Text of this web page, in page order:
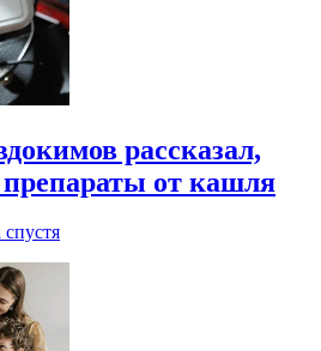
рассказал,
от кашля
спустя